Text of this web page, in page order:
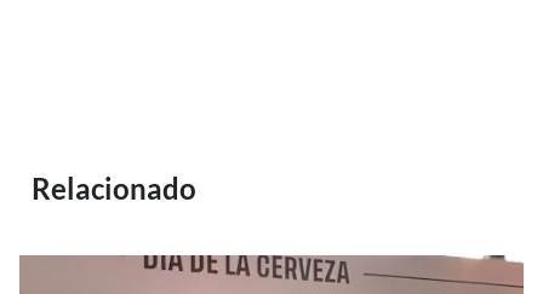
Relacionado